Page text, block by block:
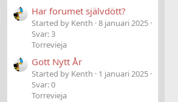
Har forumet självdött?
Started by Kenth 8 januari 2025
Svar: 3
Torrevieja
Gott Nytt År
Started by Kenth
1 januari 2025
Svar: 0
Torrevieja